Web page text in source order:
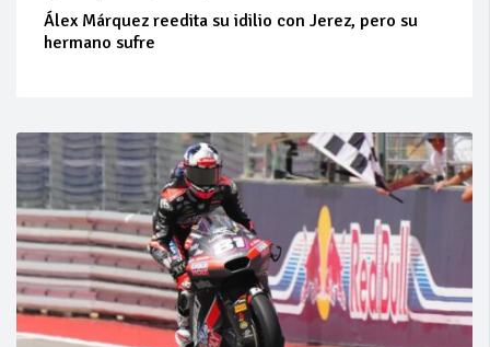
Álex Márquez reedita su idilio con Jerez, pero su
hermano sufre